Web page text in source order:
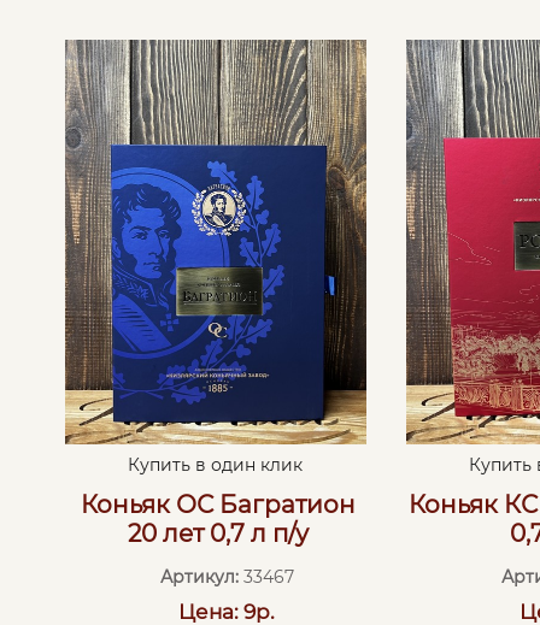
Купить в один клик
Коньяк ОС Багратион
20 лет 0,7 л п/у
Артикул:33467
Цена: 9р.
Купить
Коньяк КС